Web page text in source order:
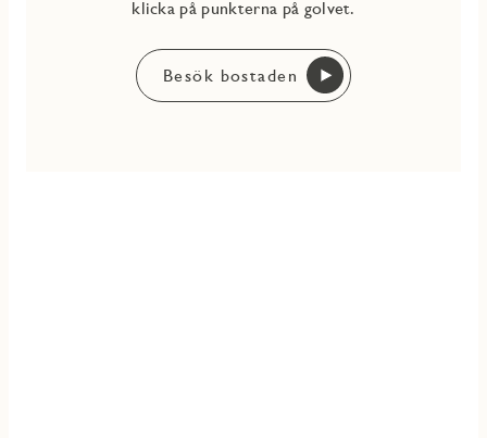
klicka på punkterna på golvet.
Besök bostaden